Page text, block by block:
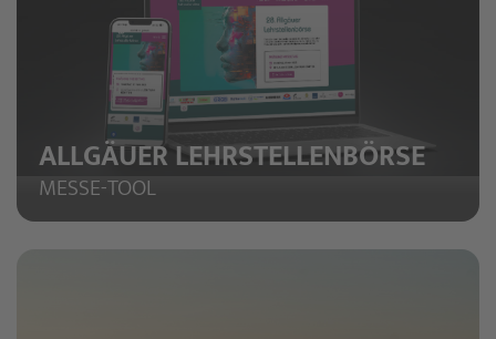
ALLGÄUER LEHRSTELLENBÖRSE
MESSE-TOOL